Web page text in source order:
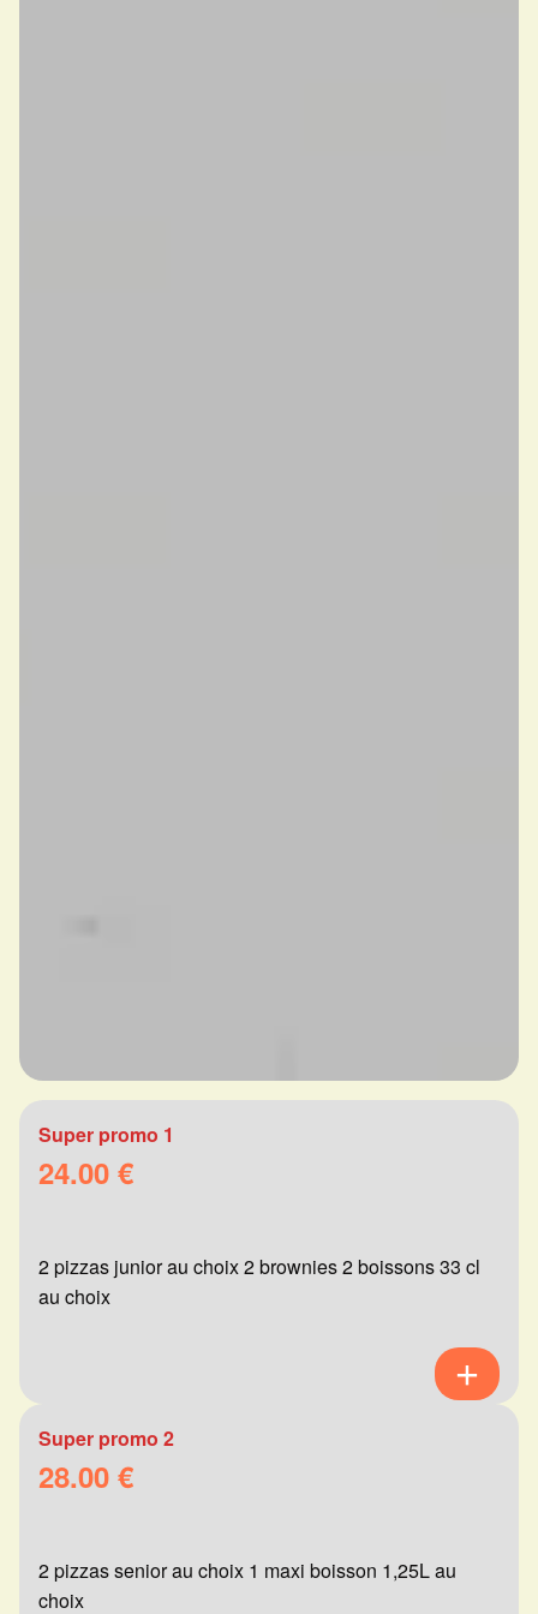
Super promo 1
24.00 €
2 pizzas junior au choix 2 brownies 2 boissons 33 cl
au choix
Super promo 2
28.00 €
2 pizzas senior au choix 1 maxi boisson 1,25L au
choix